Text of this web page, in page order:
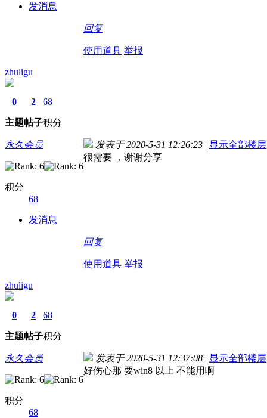
发消息
回复
使用道具 举报
zhuligu
0
主题
2
帖子
68
积分
永久会员
积分
68
发消息
发表于 2020-5-31 12:26:23 | 显示全部楼层
很需要 ，谢谢分享
回复
使用道具 举报
zhuligu
0
主题
2
帖子
68
积分
永久会员
积分
68
发表于 2020-5-31 12:37:08 | 显示全部楼层
好伤心那 要win8 以上 不能用啊